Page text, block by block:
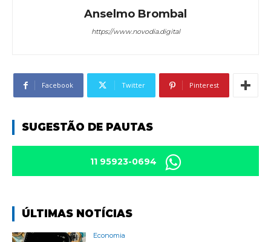
Anselmo Brombal
https://www.novodia.digital
Facebook Twitter Pinterest
SUGESTÃO DE PAUTAS
11 95923-0694
ÚLTIMAS NOTÍCIAS
Economia